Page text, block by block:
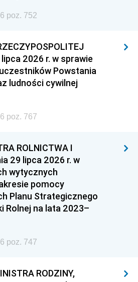
poz. 752
2026 r. w sprawie
Powstania
ludności cywilnej
poz. 767
ROLNICTWA I
29 lipca 2026 r. w
wytycznych
pomocy
Planu Strategicznego
Rolnej na lata 2023–
poz. 747
RODZINY,